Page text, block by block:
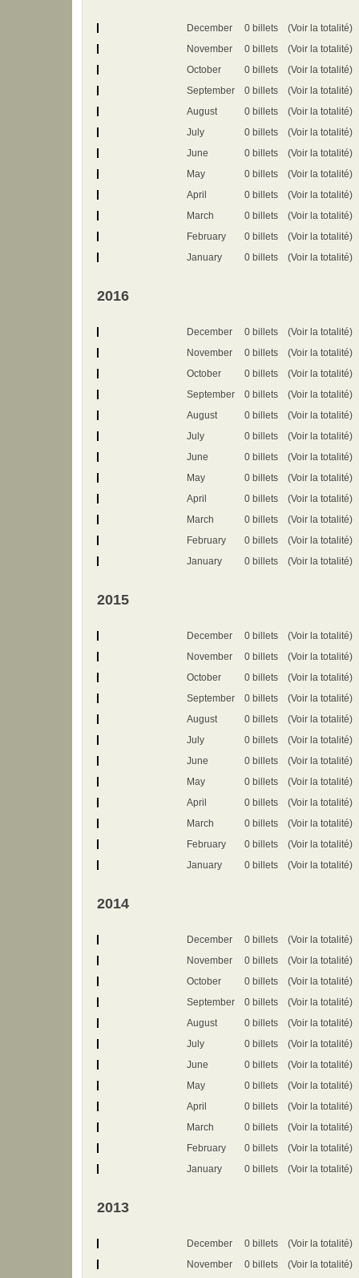
December 0 billets
(Voir la totalité)
November
0 billets
(Voir la totalité)
October
0 billets
(Voir la totalité)
September
0 billets
(Voir la totalité)
August
0 billets
(Voir la totalité)
July
0 billets
(Voir la totalité)
June
0 billets
(Voir la totalité)
May
0 billets
(Voir la totalité)
April
0 billets
(Voir la totalité)
March
0 billets
(Voir la totalité)
February
0 billets
(Voir la totalité)
January
0 billets (Voir la totalité)
2016
December 0 billets
(Voir la totalité)
November
0 billets
(Voir la totalité)
October
0 billets
(Voir la totalité)
September
0 billets
(Voir la totalité)
August
0 billets
(Voir la totalité)
July
0 billets
(Voir la totalité)
June
0 billets
(Voir la totalité)
May
0 billets
(Voir la totalité)
April
0 billets
(Voir la totalité)
March
0 billets
(Voir la totalité)
February
0 billets
(Voir la totalité)
January
0 billets (Voir la totalité)
2015
December 0 billets
(Voir la totalité)
November
0 billets
(Voir la totalité)
October
0 billets
(Voir la totalité)
September
0 billets
(Voir la totalité)
August
0 billets
(Voir la totalité)
July
0 billets
(Voir la totalité)
June
0 billets
(Voir la totalité)
May
0 billets
(Voir la totalité)
April
0 billets
(Voir la totalité)
March
0 billets
(Voir la totalité)
February
0 billets
(Voir la totalité)
January
0 billets (Voir la totalité)
2014
December 0 billets
(Voir la totalité)
November
0 billets
(Voir la totalité)
October
0 billets
(Voir la totalité)
September
0 billets
(Voir la totalité)
August
0 billets
(Voir la totalité)
July
0 billets
(Voir la totalité)
June
0 billets
(Voir la totalité)
May
0 billets
(Voir la totalité)
April
0 billets
(Voir la totalité)
March
0 billets
(Voir la totalité)
February
0 billets
(Voir la totalité)
January
0 billets (Voir la totalité)
2013
December 0 billets
(Voir la totalité)
November
0 billets
(Voir la totalité)